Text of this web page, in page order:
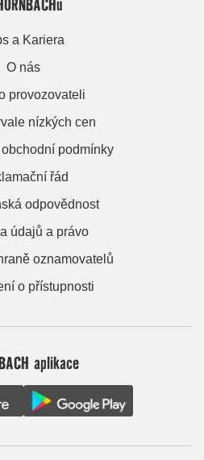
a Kariera
O nás
provozovateli
nízkých cen
podmínky
řád
odpovědnost
údajů a právo
oznamovatelů
o přístupnosti
aplikace